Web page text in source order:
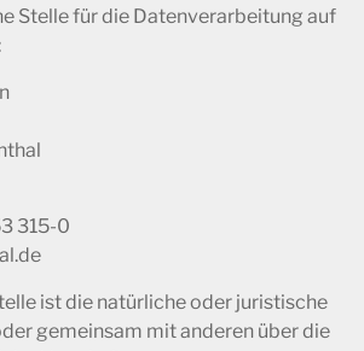
Stelle für die Datenverarbeitung auf
315-0
ist die natürliche oder juristische
gemeinsam mit anderen über die